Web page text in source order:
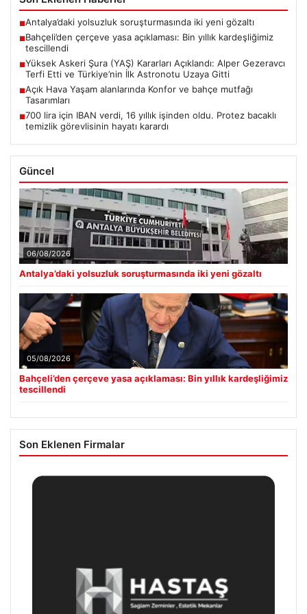
■Antalya’daki yolsuzluk soruşturmasında iki yeni gözaltı
■Bahçeli’den çerçeve yasa açıklaması: Bin yıllık kardeşliğimiz
tescillendi
■Yüksek Askeri Şura (YAŞ) Kararları Açıklandı: Alper Gezeravcı
Terfi Etti ve Türkiye’nin İlk Astronotu Uzaya Gitti
■Açık Hava Yaşam alanlarında Konfor ve bahçe mutfağı
Tasarımları
■700 lira için IBAN verdi, 16 yıllık işinden oldu. Protez bacaklı
temizlik görevlisinin hayatı karardı
Güncel
06/08/2026
Antalya’daki yolsuzluk soruşturmasında iki yeni gözaltı
05/08/2026
Bahçeli’den çerçeve yasa açıklaması: Bin yıllık kardeşliğimiz
tescillendi
Son Eklenen Firmalar